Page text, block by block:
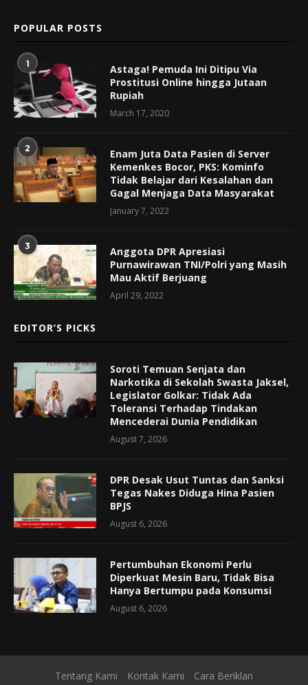
POPULAR POSTS
1
Astaga! Pemuda Ini Ditipu Via
Prostitusi Online hingga Jutaan
Rupiah
March 17, 2020
2
Enam Juta Data Pasien di Server
Kemenkes Bocor, PKS: Kominfo
Tidak Belajar dari Kesalahan dan
Gagal Menjaga Data Masyarakat
January 7, 2022
3
Anggota DPR Apresiasi
Purnawirawan TNI/Polri yang Masih
Mau Aktif Berjuang
April 29, 2022
EDITOR’S PICKS
Soroti Temuan Senjata dan
Narkotika di Sekolah Swasta Jaksel,
Legislator Golkar: Tidak Ada
Toleransi Terhadap Tindakan
Mencederai Dunia Pendidikan
August 7, 2026
DPR Desak Usut Tuntas dan Sanksi
Tegas Nakes Diduga Hina Pasien
BPJS
August 6, 2026
Pertumbuhan Ekonomi Perlu
Diperkuat Mesin Baru, Tidak Bisa
Hanya Bertumpu pada Konsumsi
August 6, 2026
Tentang Kami Kontak Kami Cara Beriklan